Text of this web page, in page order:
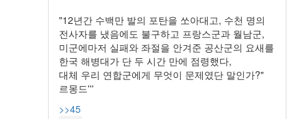
"12년간 수백만 발의 포탄을 쏘아대고, 수천 명의
전사자를 냈음에도 불구하고 프랑스군과 월남군,
미군에마저 실패와 좌절을 안겨준 공산군의 요새를
한국 해병대가 단 두 시간 만에 점령했다,
대체 우리 연합군에게 무엇이 문제였단 말인가?"
르몽드'''
>>45